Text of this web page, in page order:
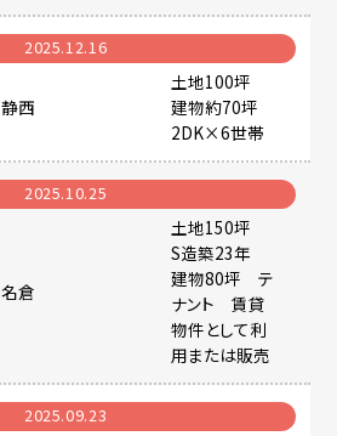
2025.12.16
静西
土地100坪
建物約70坪
2DK×6世帯
2025.10.25
名倉
土地150坪
S造築23年
建物80坪 テ
ナント 賃貸
物件として利
用または販売
2025.09.23